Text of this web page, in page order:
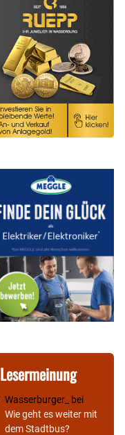
Lesermeinung
Wasserburger_
bei
Wie geht es weiter mit
dem Stadtbus?